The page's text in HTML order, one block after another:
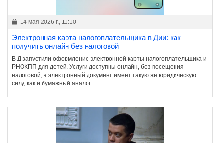
14 мая 2026 г., 11:10
Электронная карта налогоплательщика в Дии: как
получить онлайн без налоговой
В Д запустили оформление электронной карты налогоплательщика и
РНОКПП для детей. Услуги доступны онлайн, без посещения
налоговой, а электронный документ имеет такую же юридическую
силу, как и бумажный аналог.